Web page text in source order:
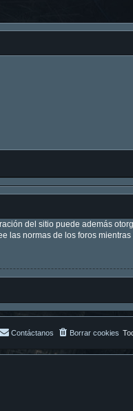
del sitio puede además
las normas de los foros
Borrar cookies
Contáctanos